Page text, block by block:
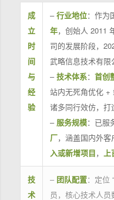
成
立
时
间
与
经
验
–行业地位：作为
年，创始人 2011
司的发展阶段，
武略信息技术有限
–技术体系： 首创
站内无死角优化 +
诸多同行效仿，打
– 服务规模：已服
厂，涵盖国内外客
入或新增项目， 上
技
术
– 团队配置：定位
员，核心技术人